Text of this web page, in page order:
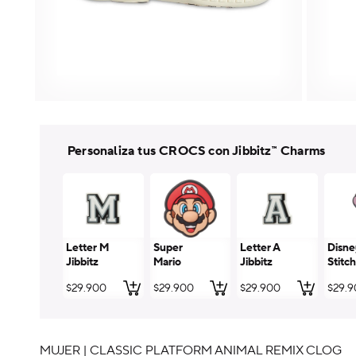
Personaliza tus CROCS con Jibbitz™ Charms
Letter M
Jibbitz
Precio
$29.900
Super
Mario
Precio
$29.900
Letter A
Jibbitz
Precio
$29.900
Stitch
MUJER | CLASSIC PLATFORM ANIMAL REMIX CLOG